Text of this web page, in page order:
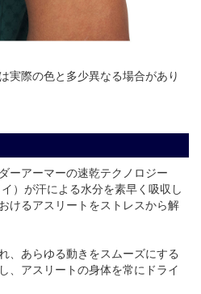
実際の色と多少異なる場合があり
ーアーマーの速乾テクノロジー
）が汗による水分を素早く吸収し
けるアスリートをストレスから解
、あらゆる動きをスムーズにする
、アスリートの身体を常にドライ